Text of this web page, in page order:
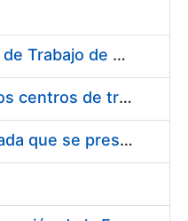
Suministro de Protectores Auditivos a medida para las personas trabajadoras de los Centros de Trabajo de Madrid y Burgos
Suministro de gafas graduadas antiproyecciones para los trabajadores de la FNMT-RCM en los centros de trabajo de Madrid y Burgos
Servicios de una empresa externa para el asesoramiento y resolución de los recursos de alzada que se presentan relacionados con procesos de selección para la FNMT-RCM